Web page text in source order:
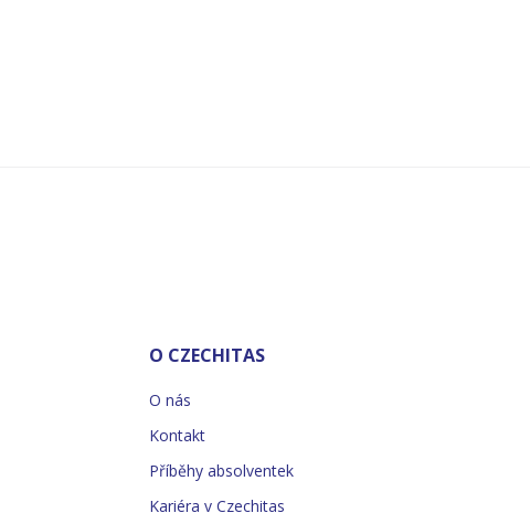
O CZECHITAS
O nás
Kontakt
Příběhy absolventek
Kariéra v Czechitas